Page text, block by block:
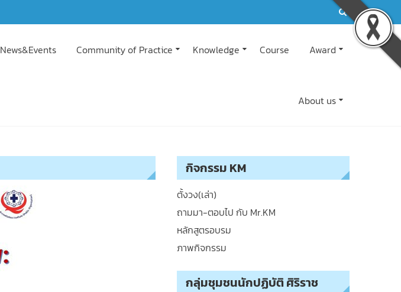
News&Events Community of Practice Knowledge Course Award
About us
กิจกรรม KM
ตั้งวง(เล่า)
ถามมา-ตอบไป กับ Mr.KM
หลักสูตรอบรม
ภาพกิจกรรม
กลุ่มชุมชนนักปฏิบัติ ศิริราช